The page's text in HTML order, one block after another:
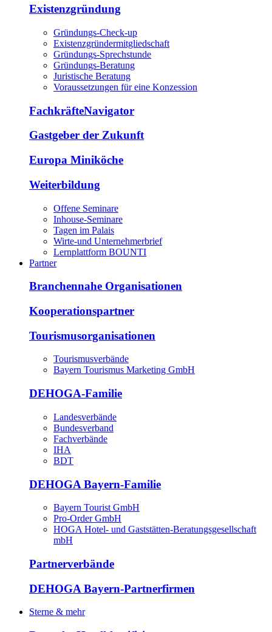
Existenzgründung
Gründungs-Check-up
Existenzgründermitgliedschaft
Gründungs-Sprechstunde
Gründungs-Beratung
Juristische Beratung
Voraussetzungen für eine Konzession
FachkräfteNavigator
Gastgeber der Zukunft
Europa Miniköche
Weiterbildung
Offene Seminare
Inhouse-Seminare
Tagen im Palais
Wirte-und Unternehmerbrief
Lernplattform BOUNTI
Partner
Branchennahe Organisationen
Kooperationspartner
Tourismusorganisationen
Tourismusverbände
Bayern Tourismus Marketing GmbH
DEHOGA-Familie
Landesverbände
Bundesverband
Fachverbände
IHA
BDT
DEHOGA Bayern-Familie
Bayern Tourist GmbH
Pro-Order GmbH
HOGA Hotel- und Gaststätten-Beratungsgesellschaft
mbH
Partnerverbände
DEHOGA Bayern-Partnerfirmen
Sterne & mehr